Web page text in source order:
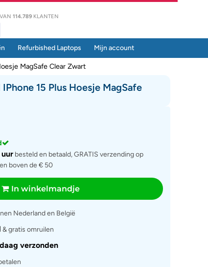
VAN 114.789 KLANTEN
Refurbished Laptops Mijn account
MagSafe Clear Zwart
15 Plus Hoesje MagSafe
uur besteld en betaald, GRATIS verzending op
boven de € 50
In winkelmandje
Nederland en België
& gratis omruilen
verzonden